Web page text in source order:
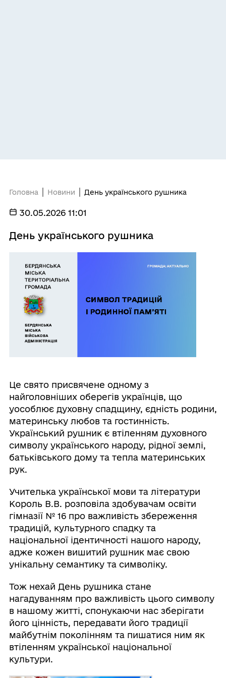
Головна Новини День українського рушника
30.05.2026 11:01
День українського рушника
Це свято присвячене одному з
найголовніших оберегів українців, що
уособлює духовну спадщину, єдність родини,
материнську любов та гостинність.
Український рушник є втіленням духовного
символу українського народу, рідної землі,
батьківського дому та тепла материнських
рук.
Учителька української мови та літератури
Король В.В. розповіла здобувачам освіти
гімназії № 16 про важливість збереження
традицій, культурного спадку та
національної ідентичності нашого народу,
адже кожен вишитий рушник має свою
унікальну семантику та символіку.
Тож нехай День рушника стане
нагадуванням про важливість цього символу
в нашому житті, спонукаючи нас зберігати
його цінність, передавати його традиції
майбутнім поколінням та пишатися ним як
втіленням української національної
культури.